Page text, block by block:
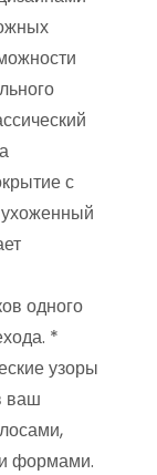
с
одного
*
узоры
ваш
формами.